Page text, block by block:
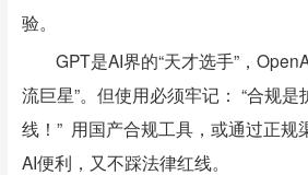
验。
GPT是AI界的“天才选手”，
流巨星”。但使用必须牢记： “合规
线！” 用国产合规工具，或通过正规
AI便利，又不踩法律红线。